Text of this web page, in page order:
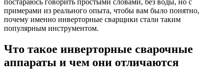
примерами из реального опыта, чтобы вам было понятно,
почему именно инверторные сварщики стали таким
популярным инструментом.
Что такое инверторные сварочные
аппараты и чем они отличаются